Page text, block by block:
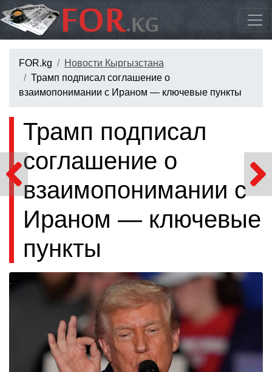
FOR.kg
Новости Кыргызстана
Трамп подписал соглашение о
взаимопонимании с Ираном — ключевые пункты
Трамп подписал
соглашение о
взаимопонимании с
Ираном — ключевые
пункты